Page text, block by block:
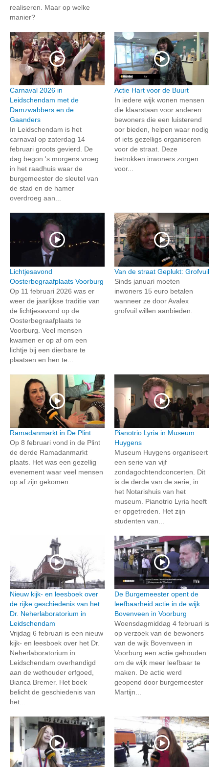
realiseren. Maar op welke
manier?
Carnaval 2026 in
Leidschendam met de
Damzwabbers en de
Gaanders
In Leidschendam is het
carnaval op zaterdag 14
februari groots gevierd. De
dag begon 's morgens vroeg
in het raadhuis waar de
burgemeester de sleutel van
de stad en de hamer
overdroeg aan...
Actie Hart voor de Buurt
In iedere wijk wonen mensen
die klaarstaan voor anderen:
bewoners die een luisterend
oor bieden, helpen waar nodig
of iets gezelligs organiseren
voor de straat. Deze
betrokken inwoners zorgen
voor...
Lichtjesavond
Oosterbegraafplaats Voorburg
Op 11 februari 2026 was er
weer de jaarlijkse traditie van
de lichtjesavond op de
Oosterbegraafplaats te
Voorburg. Veel mensen
kwamen er op af om een
lichtje bij een dierbare te
plaatsen en hen te...
Van de straat Geplukt: Grofvuil
Sinds januari moeten
inwoners 15 euro betalen
wanneer ze door Avalex
grofvuil willen aanbieden.
Ramadanmarkt in De Plint
Op 8 februari vond in de Plint
de derde Ramadanmarkt
plaats. Het was een gezellig
evenement waar veel mensen
op af zijn gekomen.
Pianotrio Lyria in Museum
Huygens
Museum Huygens organiseert
een serie van vijf
zondagochtendconcerten. Dit
is de derde van de serie, in
het Notarishuis van het
museum. Pianotrio Lyria heeft
er opgetreden. Het zijn
studenten van...
Nieuw kijk- en leesboek over
de rijke geschiedenis van het
Dr. Neherlaboratorium in
Leidschendam
Vrijdag 6 februari is een nieuw
kijk- en leesboek over het Dr.
Neherlaboratorium in
Leidschendam overhandigd
aan de wethouder erfgoed,
Bianca Bremer. Het boek
belicht de geschiedenis van
het...
De Burgemeester opent de
leefbaarheid actie in de wijk
Bovenveen in Voorburg
Woensdagmiddag 4 februari is
op verzoek van de bewoners
van de wijk Bovenveen in
Voorburg een actie gehouden
om de wijk meer leefbaar te
maken. De actie werd
geopend door burgemeester
Martijn...